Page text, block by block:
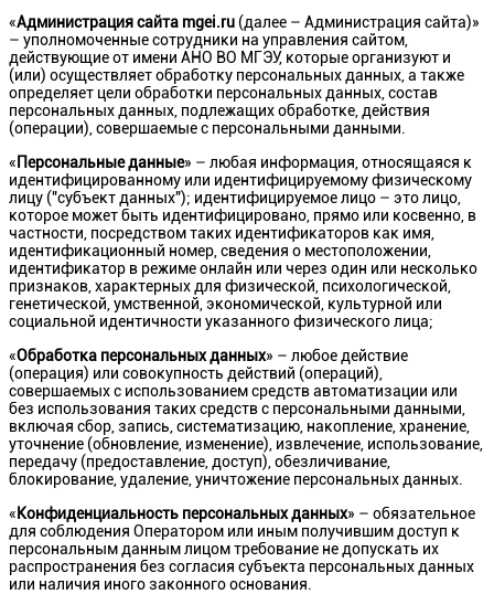
«Администрация сайта mgei.ru (далее – Администрация сайта)»
– уполномоченные сотрудники на управления сайтом,
действующие от имени АНО ВО МГЭУ, которые организуют и
(или) осуществляет обработку персональных данных, а также
определяет цели обработки персональных данных, состав
персональных данных, подлежащих обработке, действия
(операции), совершаемые с персональными данными.
« Персональные данные» – любая информация, относящаяся к
идентифицированному или идентифицируемому физическому
лицу ("субъект данных"); идентифицируемое лицо – это лицо,
которое может быть идентифицировано, прямо или косвенно, в
частности, посредством таких идентификаторов как имя,
идентификационный номер, сведения о местоположении,
идентификатор в режиме онлайн или через один или несколько
признаков, характерных для физической, психологической,
генетической, умственной, экономической, культурной или
социальной идентичности указанного физического лица;
«Обработка персональных данных» – любое действие
(операция) или совокупность действий (операций),
совершаемых с использованием средств автоматизации или
без использования таких средств с персональными данными,
включая сбор, запись, систематизацию, накопление, хранение,
уточнение (обновление, изменение), извлечение, использование,
передачу (предоставление, доступ), обезличивание,
блокирование, удаление, уничтожение персональных данных.
« Конфиденциальность персональных данных» – обязательное
для соблюдения Оператором или иным получившим доступ к
персональным данным лицом требование не допускать их
распространения без согласия субъекта персональных данных
или наличия иного законного основания.